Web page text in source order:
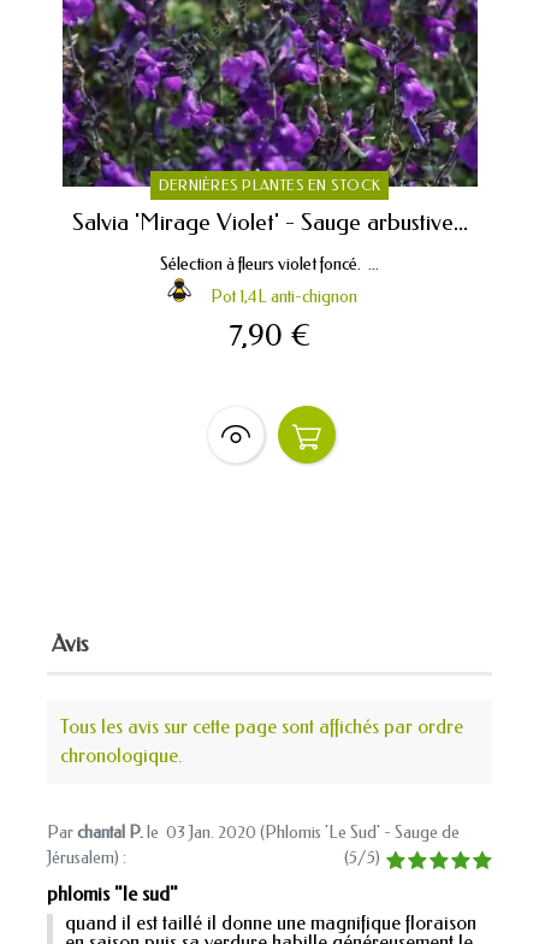
DERNIÈRES PLANTES EN STOCK
Salvia 'Mirage Violet' - Sauge arbustive...
Sélection à fleurs violet foncé. ...
Pot 1,4L anti-chignon
7,90 €
Avis
Tous les avis sur cette page sont affichés par ordre
chronologique.
Parchantal P. le 03 Jan. 2020 (Phlomis 'Le Sud' - Sauge de
Jérusalem) : (5/5)
phlomis "le sud"
quand il est taillé il donne une magnifique floraison